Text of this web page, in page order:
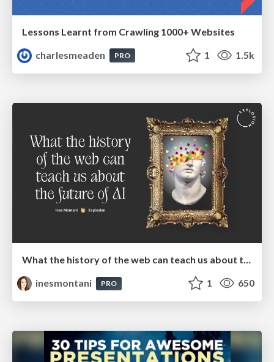
Lessons Learnt from Crawling 1000+ Websites
charlesmeaden
PRO 1 1.5k
What the history of the web can teach us about the future of AI
inesmontani
PRO 1 650